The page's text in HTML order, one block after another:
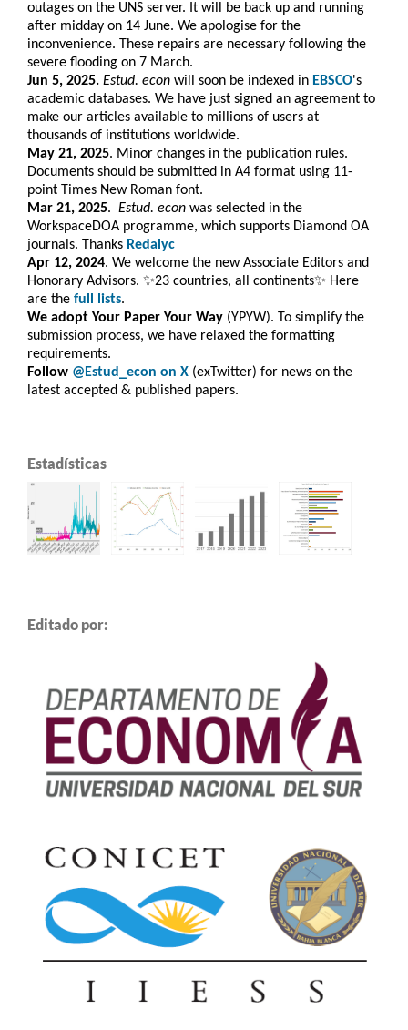
outages on the UNS server. It will be back up and running
after midday on 14 June. We apologise for the
inconvenience. These repairs are necessary following the
severe flooding on 7 March.
Jun 5, 2025. Estud. econ will soon be indexed in EBSCO's
academic databases. We have just signed an agreement to
make our articles available to millions of users at
thousands of institutions worldwide.
May 21, 2025. Minor changes in the publication rules.
Documents should be submitted in A4 format using 11-
point Times New Roman font.
Mar 21, 2025. Estud. econ was selected in the
WorkspaceDOA programme, which supports Diamond OA
journals. Thanks Redalyc
Apr 12, 2024. We welcome the new Associate Editors and
Honorary Advisors. ✨23 countries, all continents✨ Here
are the full lists.
We adopt Your Paper Your Way (YPYW). To simplify the
submission process, we have relaxed the formatting
requirements.
Follow @Estud_econ on X (exTwitter) for news on the
latest accepted & published papers.
Estadísticas
Editado por: